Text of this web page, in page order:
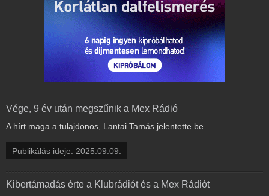
Vége, 9 év után megszűnik a Mex Rádió
A hírt maga a tulajdonos, Lantai Tamás jelentette be.
Publikálás ideje: 2025.09.09.
Kibertámadás érte a Klubrádiót és a Mex Rádiót